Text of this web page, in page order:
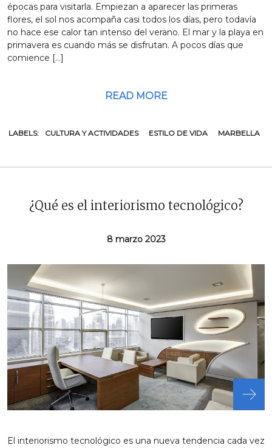
épocas para visitarla. Empiezan a aparecer las primeras
flores, el sol nos acompaña casi todos los días, pero todavía
no hace ese calor tan intenso del verano. El mar y la playa en
primavera es cuando más se disfrutan. A pocos días que
comience […]
READ MORE
LABELS: CULTURA Y ACTIVIDADES ESTILO DE VIDA MARBELLA
¿Qué es el interiorismo tecnológico?
8 marzo 2023
El interiorismo tecnológico es una nueva tendencia cada vez